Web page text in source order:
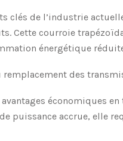
clés de l’industrie
Cette courroie
énergétique
remplacement des
économiques
puissance accrue, elle